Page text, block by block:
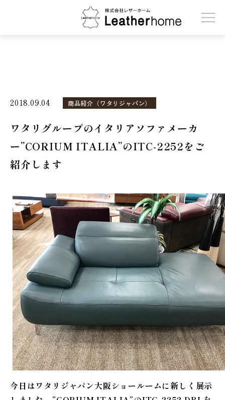
株式会社レザーホーム
2018.09.04 商品紹介（ワタリジャパン）
ワタリグループのイタリアソファメーカ
ー”CORIUM ITALIA”のITC-2252をご
紹介します
今日はワタリジャパン大阪ショールームに新しく展示